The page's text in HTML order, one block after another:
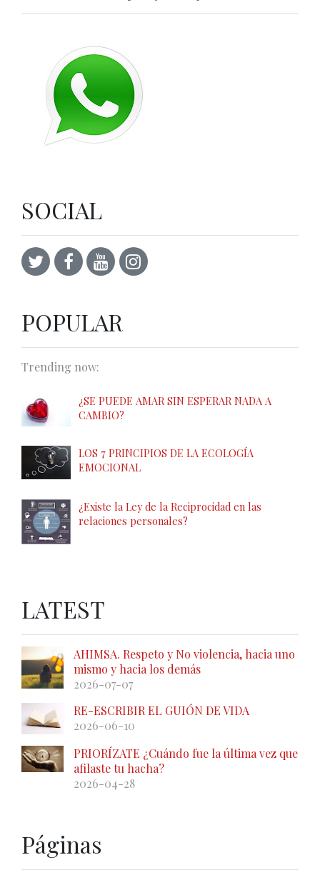
SOCIAL
POPULAR
Trending now:
¿SE PUEDE AMAR SIN ESPERAR NADA A
CAMBIO?
LOS 7 PRINCIPIOS DE LA ECOLOGÍA
EMOCIONAL
¿Existe la Ley de la Reciprocidad en las
relaciones personales?
LATEST
AHIMSA. Respeto y No violencia, hacia uno
mismo y hacia los demás
2026-07-07
RE-ESCRIBIR EL GUIÓN DE VIDA
2026-06-10
PRIORÍZATE ¿Cuándo fue la última vez que
afilaste tu hacha?
2026-04-28
Páginas